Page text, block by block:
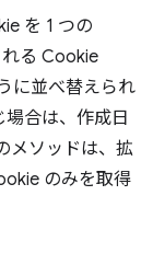
を 1 つの
る Cookie
に並べ替えられ
合は、作成日
メソッドは、拡
のみを取得